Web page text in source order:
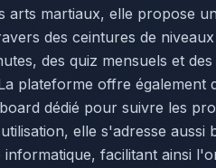
arts martiaux, elle propose
des ceintures de
des quiz mensuels et
plateforme offre
dédié pour suivre les
elle s'adresse
facilitant ainsi